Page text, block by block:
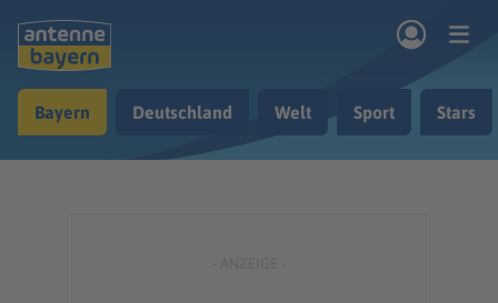
Musik & Radio
Bayern Deutschland Welt Sport Stars